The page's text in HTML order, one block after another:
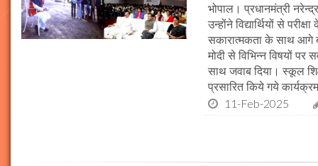
भोपाल। प्रधानमंत्री नरेन्द्र
उन्होंने विद्यार्थियों से
सकारात्मकता के साथ आगे
मोदी से विभिन्न विषयों
साथ जवाब दिया। स्कूल
प्रसारित किये गये
11-Feb-2025